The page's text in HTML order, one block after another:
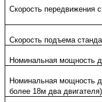
Скорость передвижения
Скорость подъема
Номинальная мощность
Номинальная мощность
более 18м два двигателя)